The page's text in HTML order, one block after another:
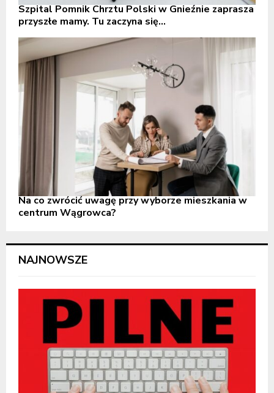
Szpital Pomnik Chrztu Polski w Gnieźnie zaprasza
przyszłe mamy. Tu zaczyna się...
Na co zwrócić uwagę przy wyborze mieszkania w
centrum Wągrowca?
NAJNOWSZE